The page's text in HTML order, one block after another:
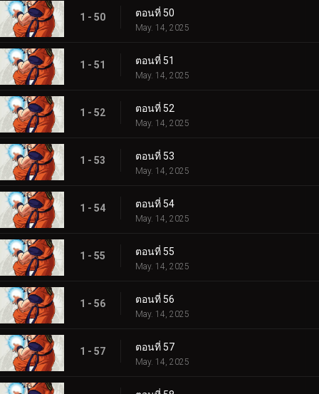
1 - 50 ตอนที่ 50
May. 14, 2025
1 - 51 ตอนที่ 51
May. 14, 2025
1 - 52 ตอนที่ 52
May. 14, 2025
1 - 53 ตอนที่ 53
May. 14, 2025
1 - 54 ตอนที่ 54
May. 14, 2025
1 - 55 ตอนที่ 55
May. 14, 2025
1 - 56 ตอนที่ 56
May. 14, 2025
1 - 57 ตอนที่ 57
May. 14, 2025